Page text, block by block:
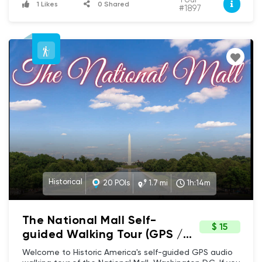
need is your phone (with GPS / location services
This is the part of the tour where I fit in my shameless
plug for our website (www.historicamerica.org) and
invite you to use #historicamericatours on social media
while traveling alongside us today. This tour will explore
not just the White House, but the fascinating buildings
which surround it.
Player
1 Likes 0 Shared
#1897
Historical 20 POIs 1.7 mi 1h:14m
The National Mall Self-
guided Walking Tour (GPS /
Audio) in Washington DC -
$ 15
Welcome to Historic America's self-guided GPS audio